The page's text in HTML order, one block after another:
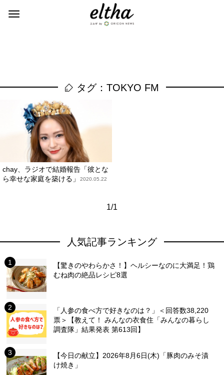
タグ：TOKYO FM
chay、ラジオで結婚報告「彼とな
ら幸せな家庭を築ける」
2020.05.22
1/1
人気記事ランキング
【驚きのやわらかさ！】ヘルシーなのに大満足！鶏
むね肉の絶品レシピ8選
「人参の食べ方で好きなのは？」＜回答数38,220
票＞【教えて！ みんなの衣食住「みんなの暮らし
調査隊」結果発表 第613回】
【今日の献立】2026年8月6日(木)「豚肉のみそ漬
け焼き」